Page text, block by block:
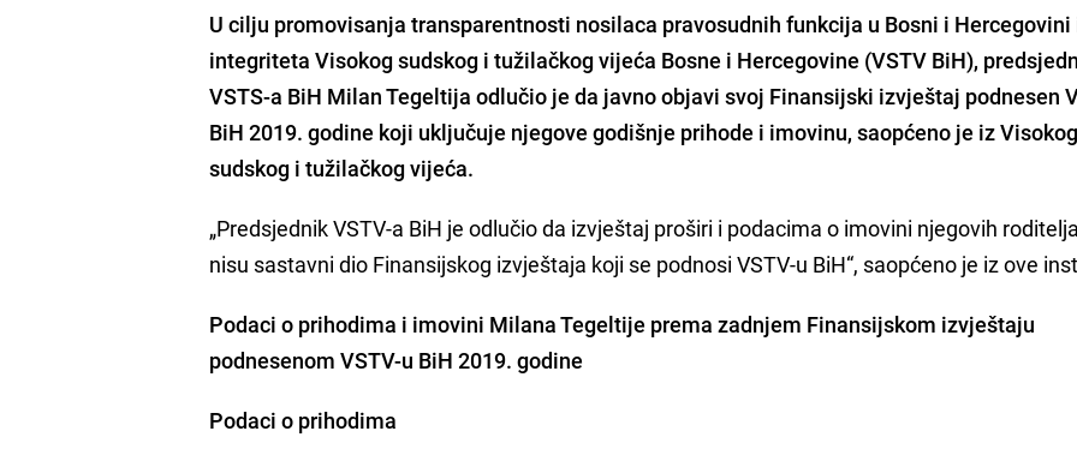
U cilju promovisanja transparentnosti nosilaca pravosudnih funkcija u Bosni i
integriteta Visokog sudskog i tužilačkog vijeća Bosne i Hercegovine (VSTV BiH),
VSTS-a BiH Milan Tegeltija odlučio je da javno objavi svoj Finansijski izvještaj podnesen
BiH 2019. godine koji uključuje njegove godišnje prihode i imovinu, saopćeno je iz Visokog
sudskog i tužilačkog vijeća.
„Predsjednik VSTV-a BiH je odlučio da izvještaj proširi i podacima o imovini njegovih
nisu sastavni dio Finansijskog izvještaja koji se podnosi VSTV-u BiH“, saopćeno je iz ove
Podaci o prihodima i imovini Milana Tegeltije prema zadnjem Finansijskom izvještaju
podnesenom VSTV-u BiH 2019. godine
Podaci o prihodima